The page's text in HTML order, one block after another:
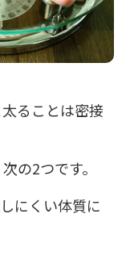
ることは密接
の2つです。
にくい体質に